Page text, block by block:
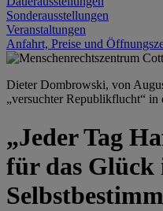
Sonderausstellungen
Veranstaltungen
Anfahrt, Preise und
Dieter Dombrowski, von
„versuchter Republikflucht“
„Jeder Tag
für das